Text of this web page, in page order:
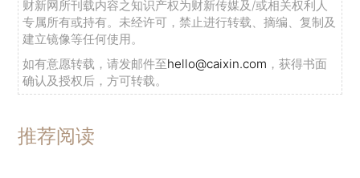
财新网所刊载内容之知识产权为财新传媒及/或相关权利人
专属所有或持有。未经许可，禁止进行转载、摘编、复制及
建立镜像等任何使用。
如有意愿转载，请发邮件至hello@caixin.com ，获得书面
确认及授权后，方可转载。
推荐阅读